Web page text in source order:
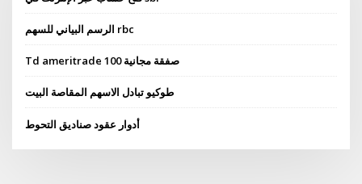
الرسم البياني للسهم rbc
Td ameritrade 100 صفقة مجانية
طوكيو تبادل الاسهم المقاصة البيت
أدوار عقود صناديق التحوط